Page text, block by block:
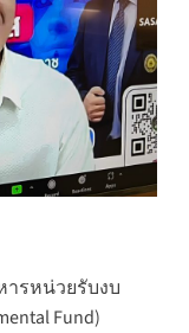
ารหน่วยรับงบ
Fund)